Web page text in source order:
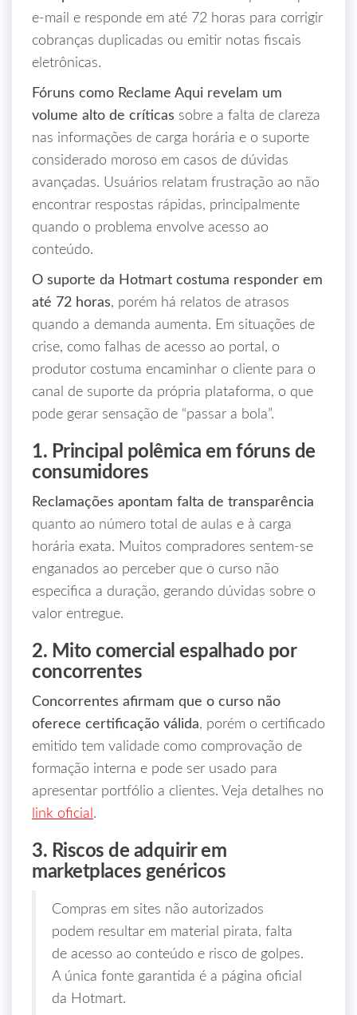
e‑mail e responde em até 72 horas para corrigir
cobranças duplicadas ou emitir notas fiscais
eletrônicas.
Fóruns como Reclame Aqui revelam um
volume alto de críticas sobre a falta de clareza
nas informações de carga horária e o suporte
considerado moroso em casos de dúvidas
avançadas. Usuários relatam frustração ao não
encontrar respostas rápidas, principalmente
quando o problema envolve acesso ao
conteúdo.
O suporte da Hotmart costuma responder em
até 72 horas, porém há relatos de atrasos
quando a demanda aumenta. Em situações de
crise, como falhas de acesso ao portal, o
produtor costuma encaminhar o cliente para o
canal de suporte da própria plataforma, o que
pode gerar sensação de “passar a bola”.
1. Principal polêmica em fóruns de
consumidores
Reclamações apontam falta de transparência
quanto ao número total de aulas e à carga
horária exata. Muitos compradores sentem-se
enganados ao perceber que o curso não
especifica a duração, gerando dúvidas sobre o
valor entregue.
2. Mito comercial espalhado por
concorrentes
Concorrentes afirmam que o curso não
oferece certificação válida, porém o certificado
emitido tem validade como comprovação de
formação interna e pode ser usado para
apresentar portfólio a clientes. Veja detalhes no
link oficial .
3. Riscos de adquirir em
marketplaces genéricos
Compras em sites não autorizados
podem resultar em material pirata, falta
de acesso ao conteúdo e risco de golpes.
A única fonte garantida é a página oficial
da Hotmart.